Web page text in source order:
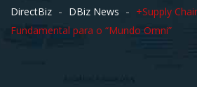
DirectBiz - DBiz News - +Supply
Fundamental para o “Mundo Omni”